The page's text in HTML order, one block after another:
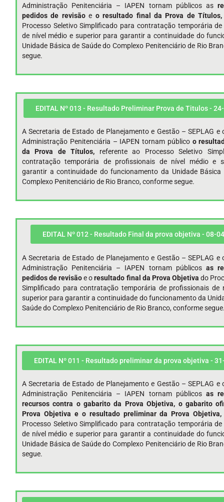
Administração Penitenciária – IAPEN tornam públicos as
pedidos de revisãoe o resultado final da Prova de
Processo Seletivo Simplificado para contratação temporária
de nível médio e superior para garantir a continuidade do
Unidade Básica de Saúde do Complexo Penitenciário de Rio
segue.
EDITAL Nº 013 - Resultado Preliminar Prova de Titulos -
A Secretaria de Estado de Planejamento e Gestão – SEPLAG
Administração Penitenciária – IAPEN tornam públicoo
da Prova de Títulos, referente ao Processo Seletivo
contratação temporária de profissionais de nível médio e
garantir a continuidade do funcionamento da Unidade Básica
Complexo Penitenciário de Rio Branco, conforme segue.
EDITAL Nº 012 - Resultado Final da prova objetiva - 08-
A Secretaria de Estado de Planejamento e Gestão – SEPLAG
Administração Penitenciária – IAPEN tornam públicosas
pedidos de revisãoe oresultado final da Prova Objetiva do
Simplificado para contratação temporária de profissionais de
superior para garantir a continuidade do funcionamento da
Saúde do Complexo Penitenciário de Rio Branco, conforme
EDITAL Nº 011 - Resultado preliminar da prova objetiva -
A Secretaria de Estado de Planejamento e Gestão – SEPLAG
Administração Penitenciária – IAPEN tornam públicosas
recursos contra o gabarito da Prova Objetiva, o gabarito
Prova Objetiva e o resultado preliminar da Prova
Processo Seletivo Simplificado para contratação temporária
de nível médio e superior para garantir a continuidade do
Unidade Básica de Saúde do Complexo Penitenciário de Rio
segue.